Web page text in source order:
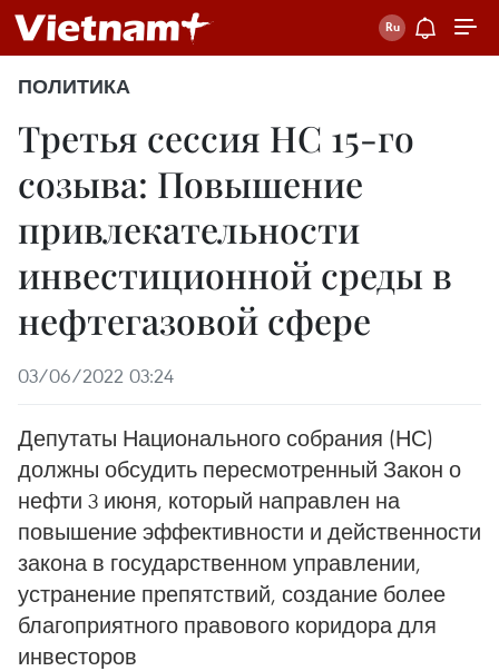
ПОЛИТИКА
Третья сессия НС 15-го
созыва: Повышение
привлекательности
инвестиционной среды в
нефтегазовой сфере
03/06/2022 03:24
Депутаты Национального собрания (НС)
должны обсудить пересмотренный Закон о
нефти 3 июня, который направлен на
повышение эффективности и действенности
закона в государственном управлении,
устранение препятствий, создание более
благоприятного правового коридора для
инвесторов